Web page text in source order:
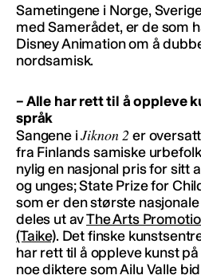
Sametingene i Norge,
med Samerådet, er de som
Disney Animation om å
nordsamisk.
– Alle har rett til å oppleve
språk
Sangene iJiknon 2 er
fra Finlands samiske
nylig en nasjonal pris for sitt
og unges; State Prize for
som er den største
deles ut avThe Arts
(Taike). Det finske
har rett til å oppleve kunst
noe diktere som Ailu Valle